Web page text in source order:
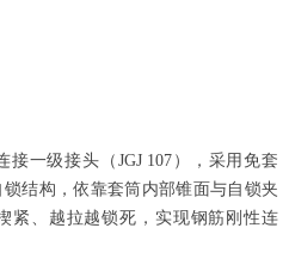
接一级接头（JGJ 107），采用免套
结构，依靠套筒内部锥面与自锁夹
紧、越拉越锁死，实现钢筋刚性连